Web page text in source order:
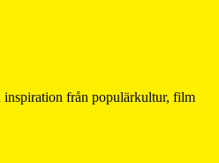
inspiration från populärkultur, film